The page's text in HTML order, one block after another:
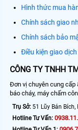
Hình thức mua
Chính sách giao
Chính sách bảo
Điều kiện giao
CÔNG TY TNHH
Đơn vị chuyên cung cấp
báo cháy, máy chấm
Trụ Sở: 51 Lũy Bán
Hotline Tư Vấn: